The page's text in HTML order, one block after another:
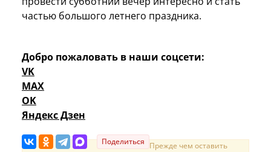
частью большого летнего праздника.
Добро пожаловать в наши соцсети:
VK
MAX
OK
Яндекс Дзен
Поделиться Прежде чем оставить